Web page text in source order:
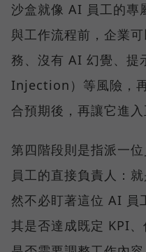
沙盒就像 AI 員工的專
與工作流程前，企業
務、沒有 AI 幻覺、
Injection）等風險，
合預期後，再讓它進入
第四階段則是指派一
員工的直接負責人：
然不必盯著這位 AI 員
其是否達成既定 KPI